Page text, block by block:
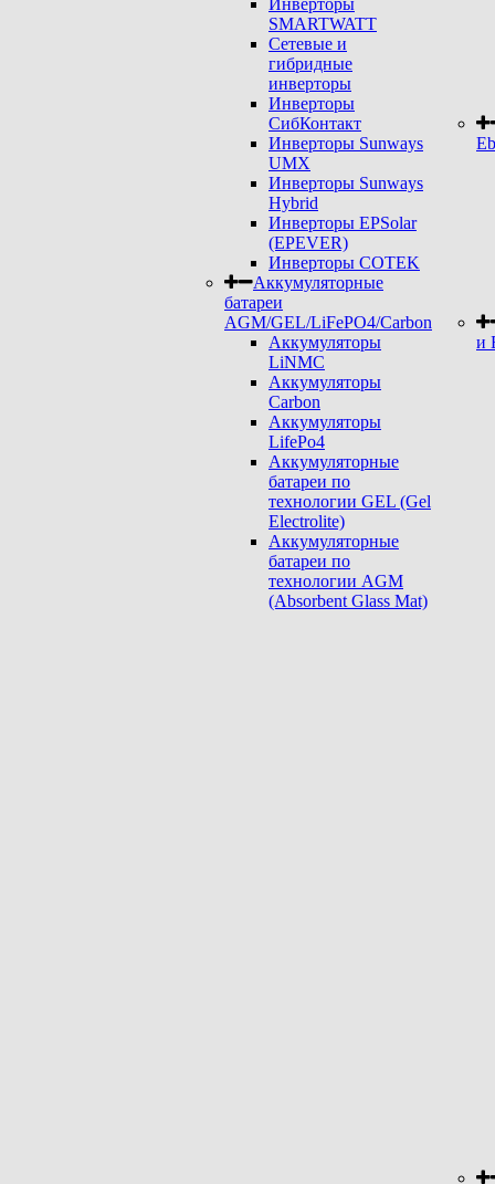
Инверторы
SMARTWATT
Сетевые и
гибридные
инверторы
Инверторы
СибКонтакт
Инверторы Sunways
UMX
Инверторы Sunways
Hybrid
Инверторы EPSolar
(EPEVER)
Инверторы COTEK
Аккумуляторные
батареи
AGM/GEL/LiFePO4/Carbon
Аккумуляторы
LiNMC
Аккумуляторы
Carbon
Аккумуляторы
LifePo4
Аккумуляторные
батареи по
технологии GEL (Gel
Electrolite)
Аккумуляторные
батареи по
технологии AGM
(Absorbent Glass Mat)
и